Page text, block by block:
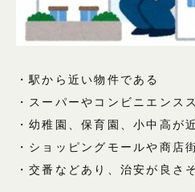
・駅から近い物件である
・スーパーやコンビニエンス
・幼稚園、保育園、小中高が
・ショッピングモールや商店
・交番などあり、治安が良さ